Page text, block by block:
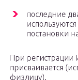
последние
постановки
При
присваивается
физлицу).